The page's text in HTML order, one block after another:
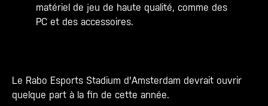
matériel de jeu de haute qualité, comme des
PC et des accessoires.
Le Rabo Esports Stadium d'Amsterdam devrait ouvrir
quelque part à la fin de cette année.